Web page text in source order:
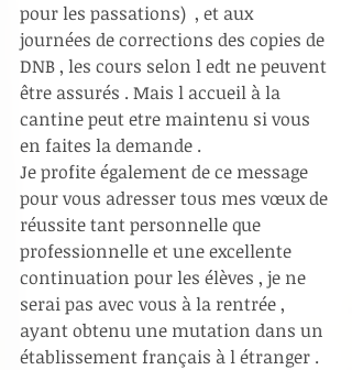
pour les passations)  , et aux
journées de corrections des copies de
DNB , les cours selon l edt ne peuvent
être assurés . Mais l accueil à la
cantine peut etre maintenu si vous
en faites la demande .
Je profite également de ce message
pour vous adresser tous mes vœux de
réussite tant personnelle que
professionnelle et une excellente
continuation pour les élèves , je ne
serai pas avec vous à la rentrée ,
ayant obtenu une mutation dans un
établissement français à l étranger .